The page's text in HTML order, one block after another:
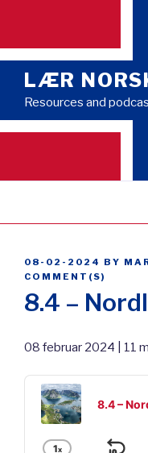
content
LÆR
Resources and
POSTED
ON
08-02-2024 BY
COMMENT(S)
8.4 –
08 februar 2024 | 11
Audio
Player
8.4 –
1x